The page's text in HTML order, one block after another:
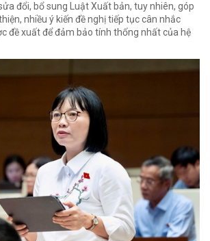
đổi, bổ sung Luật Xuất bản, tuy nhiên, góp
nhiều ý kiến đề nghị tiếp tục cân nhắc
đề xuất để đảm bảo tính thống nhất của hệ